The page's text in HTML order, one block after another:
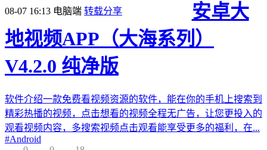
08-07 16:13 电脑端 转载分享
安卓大
地视频APP（大海系列）
V4.2.0 纯净版
软件介绍一款免费看视频资源的软件，能在你的手机上搜索到
精彩热播的视频，点击想看的视频全程无广告，让您更投入的
观看视频内容，多搜索视频点击观看能享受更多的福利，在...
#Android